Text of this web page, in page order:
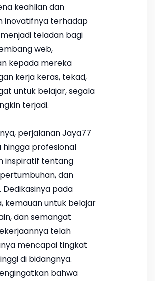
keahlian dan
inovatifnya terhadap
teladan bagi
web,
kepada mereka
kerja keras, tekad,
untuk belajar, segala
terjadi.
perjalanan Jaya77
hingga profesional
inspiratif tentang
dan
Dedikasinya pada
kemauan untuk belajar
dan semangat
telah
mencapai tingkat
di bidangnya.
bahwa